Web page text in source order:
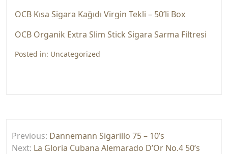
OCB Kısa Sigara Kağıdı Virgin Tekli – 50’li Box
OCB Organik Extra Slim Stick Sigara Sarma Filtresi
Posted in: Uncategorized
gezinmesi
Previous: Dannemann Sigarillo 75 – 10’s
Next: La Gloria Cubana Alemarado D’Or No.4 50’s